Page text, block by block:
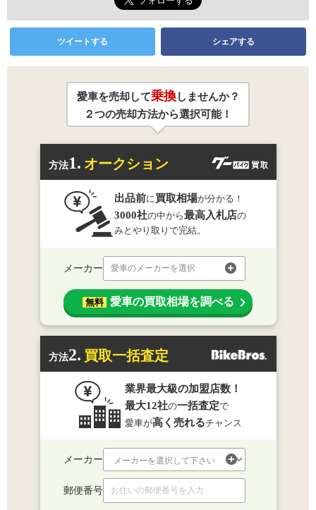
ツイートする シェアする
愛車を売却して乗換しませんか？
２つの売却方法から選択可能！
方法1. オークション
出品前に買取相場が分かる！
3000社の中から最高入札店の
みとやり取りで完結。
メーカー 愛車のメーカーを選択
無料 愛車の買取相場を調べる
方法2. 買取一括査定
業界最大級の加盟店数！
最大12社の一括査定で
愛車が高く売れるチャンス
メーカー
郵便番号